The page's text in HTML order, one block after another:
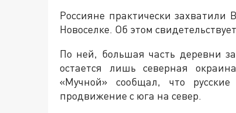
Россияне практически
Новоселке. Об этом
По ней, большая часть деревни
остается лишь северная
«Мучной» сообщал, что
продвижение с юга на север.